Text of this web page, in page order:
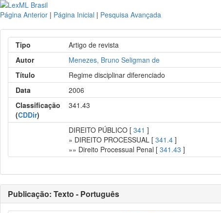
Página Anterior | Página Inicial | Pesquisa Avançada
Tipo
Artigo de revista
Autor
Menezes, Bruno Seligman de
Título
Regime disciplinar diferenciado
Data
2006
Classificação
(CDDir)
341.43
DIREITO PÚBLICO [341 ]
» DIREITO PROCESSUAL [341.4 ]
»» Direito Processual Penal [341.43 ]
Publicação: Texto - Português